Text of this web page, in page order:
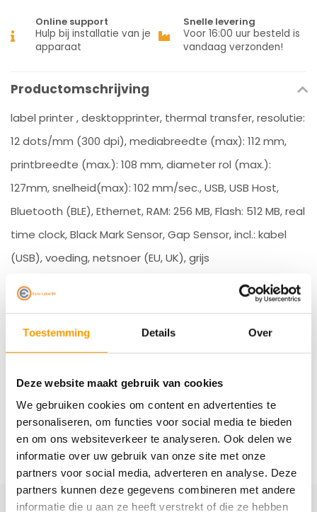
Toestemming Details Over
Deze website maakt gebruik van cookies
We gebruiken cookies om content en advertenties te
personaliseren, om functies voor social media te bieden
en om ons websiteverkeer te analyseren. Ook delen we
informatie over uw gebruik van onze site met onze
partners voor social media, adverteren en analyse. Deze
partners kunnen deze gegevens combineren met andere
informatie die u aan ze heeft verstrekt of die ze hebben
Online support
Hulp bij installatie van je
apparaat
Snelle levering
Voor 16:00 uur besteld is
vandaag verzonden!
Productomschrijving
label printer , desktopprinter, thermal transfer, resolutie:
12 dots/mm (300 dpi), mediabreedte (max): 112 mm,
printbreedte (max.): 108 mm, diameter rol (max.):
127mm, snelheid(max): 102 mm/sec., USB, USB Host,
Bluetooth (BLE), Ethernet, RAM: 256 MB, Flash: 512 MB, real
time clock, Black Mark Sensor, Gap Sensor, incl.: kabel
(USB), voeding, netsnoer (EU, UK), grijs
Specificaties
Reviews